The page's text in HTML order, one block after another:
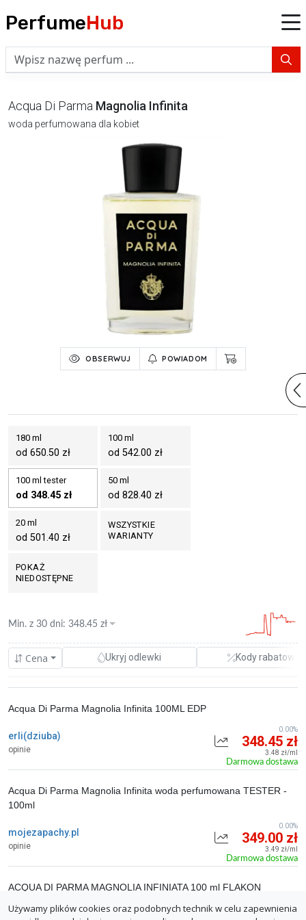
PerfumeHub
Acqua Di Parma Magnolia Infinita
woda perfumowana dla kobiet
OBSERWUJ POWIADOM
180 ml
od 650.50 zł
100 ml
od 542.00 zł
100 ml tester
od 348.45 zł
50 ml
od 828.40 zł
20 ml
od 501.40 zł
WSZYSTKIE
WARIANTY
POKAŻ
NIEDOSTĘPNE
Cena Ukryj odlewki Kody rabatowe
Min. z 30 dni: 348.45 zł
erli(dziuba)
opinie
Acqua Di Parma Magnolia Infinita 100ML EDP
348.45 zł
3.48 zł/ml
Darmowa dostawa
0.00%
mojezapachy.pl
opinie
Acqua Di Parma Magnolia Infinita woda perfumowana TESTER -
100ml
349.00 zł
3.49 zł/ml
Darmowa dostawa
0.00%
erli(PerfumeriaSky)
ACQUA DI PARMA MAGNOLIA INFINIATA 100 ml FLAKON
0.00%
Używamy plików cookies oraz podobnych technik w celu zapewnienia